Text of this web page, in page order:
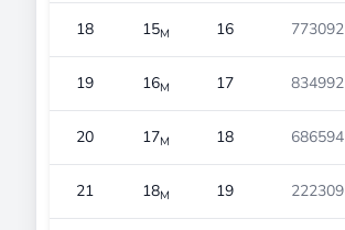
18 15М 16 773092
19 16М 17 834992
20 17М 18 686594
21 18М 19 222309